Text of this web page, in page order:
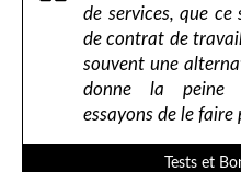
de services, que
de contrat de
souvent une
donne la peine
essayons de le faire
Tests et